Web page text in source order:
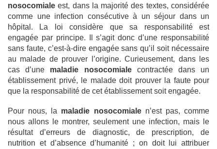
nosocomiale est, dans la majorité des textes, considérée
comme une infection consécutive à un séjour dans un
hôpital. La loi considère que sa responsabilité est
engagée par principe. Il s’agit donc d’une responsabilité
sans faute, c’est-à-dire engagée sans qu’il soit nécessaire
au malade de prouver l’origine. Curieusement, dans les
cas d’une maladie nosocomialecontractée dans un
établissement privé, le malade doit prouver la faute pour
que la responsabilité de cet établissement soit engagée.
Pour nous, la maladie nosocomialen’est pas, comme
nous allons le montrer, seulement une infection, mais le
résultat d’erreurs de diagnostic, de prescription, de
nutrition et d’absence d’humanité ; on doit lui attribuer